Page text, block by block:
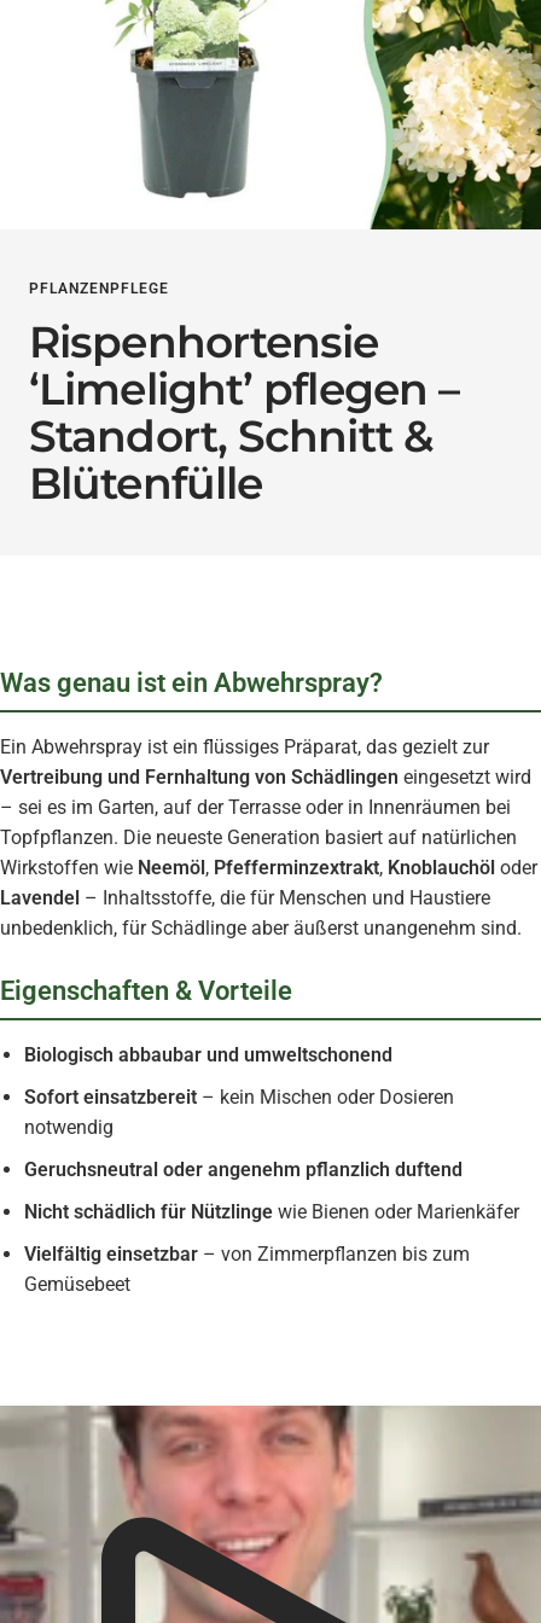
PFLANZENPFLEGE
Rispenhortensie
‘Limelight’ pflegen –
Standort, Schnitt &
Blütenfülle
Was genau ist ein Abwehrspray?
Ein Abwehrspray ist ein flüssiges Präparat, das gezielt zur
Vertreibung und Fernhaltung von Schädlingen eingesetzt wird
– sei es im Garten, auf der Terrasse oder in Innenräumen bei
Topfpflanzen. Die neueste Generation basiert auf natürlichen
Wirkstoffen wie Neemöl, Pfefferminzextrakt, Knoblauchöl oder
Lavendel – Inhaltsstoffe, die für Menschen und Haustiere
unbedenklich, für Schädlinge aber äußerst unangenehm sind.
Eigenschaften & Vorteile
Biologisch abbaubar und umweltschonend
Sofort einsatzbereit – kein Mischen oder Dosieren
notwendig
Geruchsneutral oder angenehm pflanzlich duftend
Nicht schädlich für Nützlinge wie Bienen oder Marienkäfer
Vielfältig einsetzbar – von Zimmerpflanzen bis zum
Gemüsebeet
Liquid error (snippets/video-play-button line 14): invalid url input